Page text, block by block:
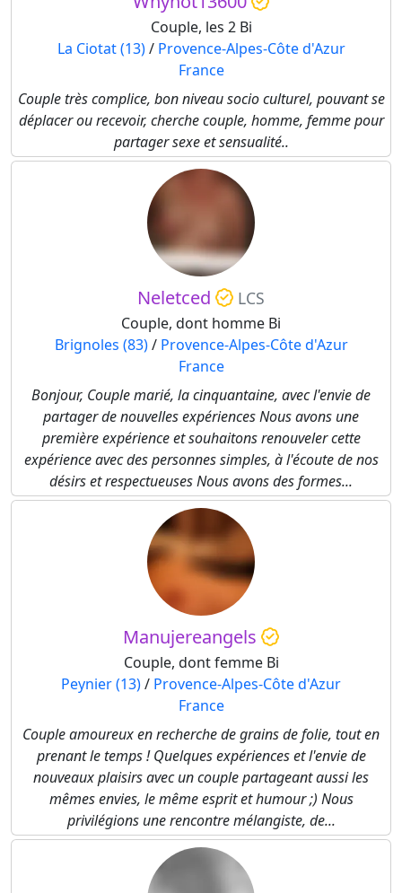
Couple, les 2 Bi
La Ciotat (13)/ Provence-Alpes-Côte d'Azur
France
Couple très complice, bon niveau socio culturel, pouvant se
déplacer ou recevoir, cherche couple, homme, femme pour
partager sexe et sensualité..
Neletced LCS
Couple, dont homme Bi
Brignoles (83)/ Provence-Alpes-Côte d'Azur
France
Bonjour, Couple marié, la cinquantaine, avec l'envie de
partager de nouvelles expériences Nous avons une
première expérience et souhaitons renouveler cette
expérience avec des personnes simples, à l'écoute de nos
désirs et respectueuses Nous avons des formes...
Manujereangels
Couple, dont femme Bi
Peynier (13)/ Provence-Alpes-Côte d'Azur
France
Couple amoureux en recherche de grains de folie, tout en
prenant le temps ! Quelques expériences et l'envie de
nouveaux plaisirs avec un couple partageant aussi les
mêmes envies, le même esprit et humour ;) Nous
privilégions une rencontre mélangiste, de...